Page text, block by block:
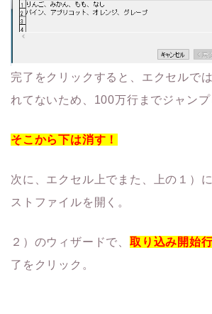
完了をクリックすると、エクセルで
れてないため、100万行までジャンプ
そこから下は消す！
次に、エクセル上でまた、上の１）
ストファイルを開く。
２）のウィザードで、 取り込み開始
了をクリック。